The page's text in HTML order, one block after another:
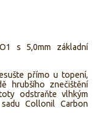
s 5,0mm základní
přímo u topení,
hrubšího znečištění
odstraňte vlhkým
Collonil Carbon